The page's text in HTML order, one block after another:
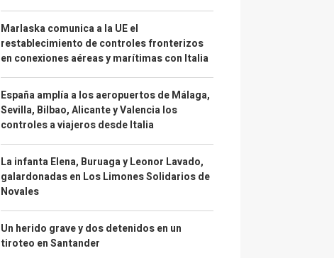
Marlaska comunica a la UE el
restablecimiento de controles fronterizos
en conexiones aéreas y marítimas con Italia
España amplía a los aeropuertos de Málaga,
Sevilla, Bilbao, Alicante y Valencia los
controles a viajeros desde Italia
La infanta Elena, Buruaga y Leonor Lavado,
galardonadas en Los Limones Solidarios de
Novales
Un herido grave y dos detenidos en un
tiroteo en Santander